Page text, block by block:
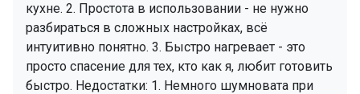
кухне. 2. Простота в использовании - не нужно
разбираться в сложных настройках, всё
интуитивно понятно. 3. Быстро нагревает - это
просто спасение для тех, кто как я, любит готовить
быстро. Недостатки: 1. Немного шумновата при